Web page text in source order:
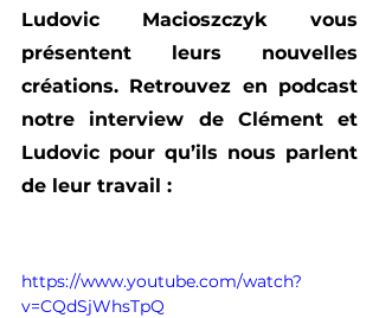
Ludovic Macioszczyk vous
présentent leurs nouvelles
créations. Retrouvez en podcast
notre interview de Clément et
Ludovic pour qu’ils nous parlent
de leur travail :
https://www.youtube.com/watch?
v=CQdSjWhsTpQ